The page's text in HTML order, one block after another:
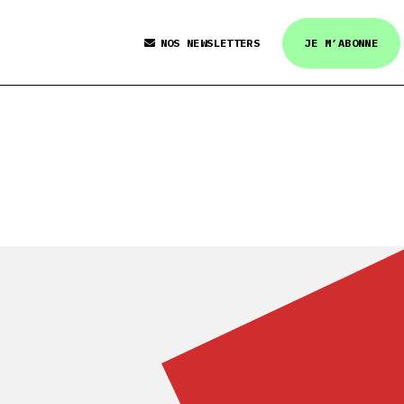
NOS NEWSLETTERS JE M’ABONNE